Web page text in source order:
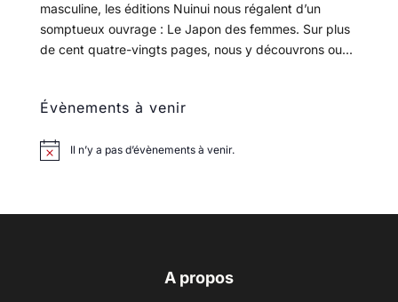
masculine, les éditions Nuinui nous régalent d’un
somptueux ouvrage : Le Japon des femmes. Sur plus
de cent quatre-vingts pages, nous y découvrons ou...
Évènements à venir
Il n’y a pas d’évènements à venir.
A propos